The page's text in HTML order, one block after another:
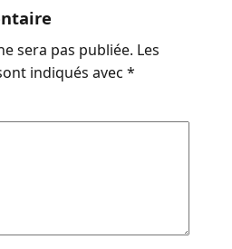
sera pas publiée. Les
indiqués avec *